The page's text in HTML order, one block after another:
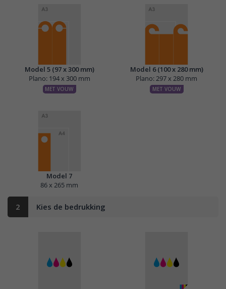
Model 5 (97 x 300 mm)
Plano: 194 x 300 mm
MET VOUW
Model 6 (100 x 280 mm)
Plano: 297 x 280 mm
MET VOUW
Model 7
86 x 265 mm
2 Kies de bedrukking